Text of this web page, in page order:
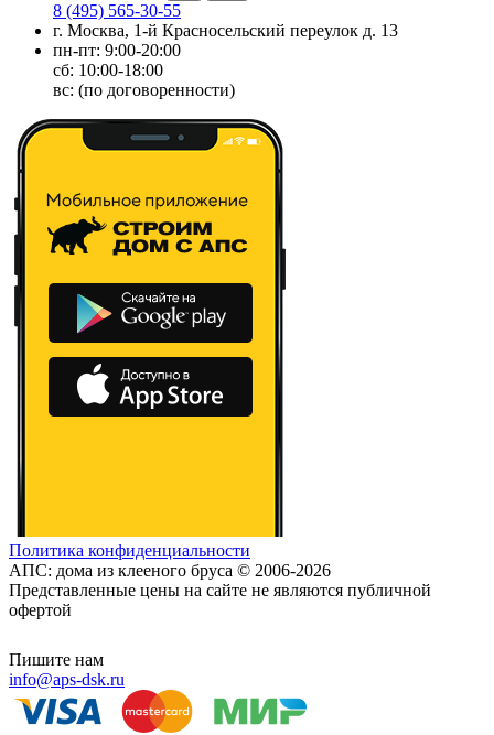
8 (495) 565-30-55
г. Москва, 1-й Красносельский переулок д. 13
пн-пт: 9:00-20:00
сб: 10:00-18:00
вс: (по договоренности)
Политика конфиденциальности
АПС: дома из клееного бруса © 2006-2026
Представленные цены на сайте не являются публичной
офертой
Пишите нам
info@aps-dsk.ru